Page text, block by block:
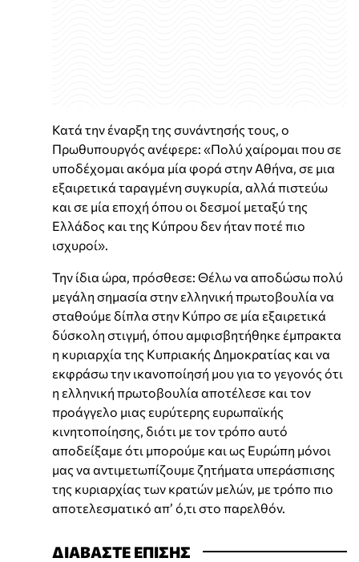
Κατά την έναρξη της συνάντησής τους, ο
Πρωθυπουργός ανέφερε: «Πολύ χαίρομαι που σε
υποδέχομαι ακόμα μία φορά στην Αθήνα, σε μια
εξαιρετικά ταραγμένη συγκυρία, αλλά πιστεύω
και σε μία εποχή όπου οι δεσμοί μεταξύ της
Ελλάδος και της Κύπρου δεν ήταν ποτέ πιο
ισχυροί».
Την ίδια ώρα, πρόσθεσε: Θέλω να αποδώσω πολύ
μεγάλη σημασία στην ελληνική πρωτοβουλία να
σταθούμε δίπλα στην Κύπρο σε μία εξαιρετικά
δύσκολη στιγμή, όπου αμφισβητήθηκε έμπρακτα
η κυριαρχία της Κυπριακής Δημοκρατίας και να
εκφράσω την ικανοποίησή μου για το γεγονός ότι
η ελληνική πρωτοβουλία αποτέλεσε και τον
προάγγελο μιας ευρύτερης ευρωπαϊκής
κινητοποίησης, διότι με τον τρόπο αυτό
αποδείξαμε ότι μπορούμε και ως Ευρώπη μόνοι
μας να αντιμετωπίζουμε ζητήματα υπεράσπισης
της κυριαρχίας των κρατών μελών, με τρόπο πιο
αποτελεσματικό απ’ ό,τι στο παρελθόν.
ΔΙΑΒΑΣΤΕ ΕΠΙΣΗΣ